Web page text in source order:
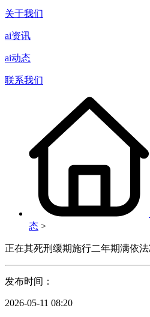
关于我们
ai资讯
ai动态
联系我们
态 >
正在其死刑缓期施行二年期满依
发布时间：
2026-05-11 08:20